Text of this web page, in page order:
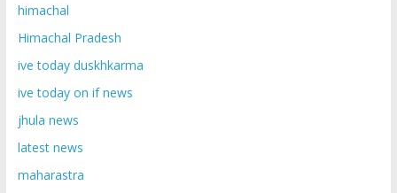
himachal
Himachal Pradesh
ive today duskhkarma
ive today on if news
jhula news
latest news
maharastra